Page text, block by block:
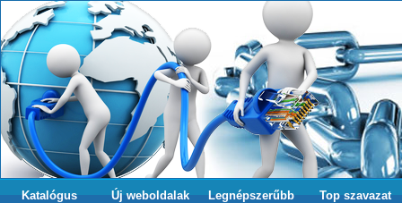
Katalógus Új weboldalak Legnépszerűbb Top szavazat